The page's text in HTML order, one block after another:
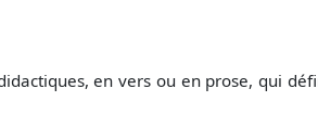
en vers ou en prose, qui